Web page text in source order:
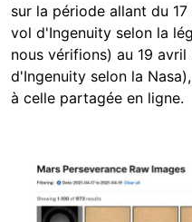
sur la période allant du
vol d'Ingenuity selon la
nous vérifions) au 19
d'Ingenuity selon la
à celle partagée en ligne.
Image